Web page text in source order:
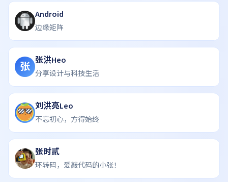
Android
边缘矩阵
张 张洪Heo
分享设计与科技生活
刘洪亮Leo
不忘初心，方得始终
张时贰
环转码，爱敲代码的小张！